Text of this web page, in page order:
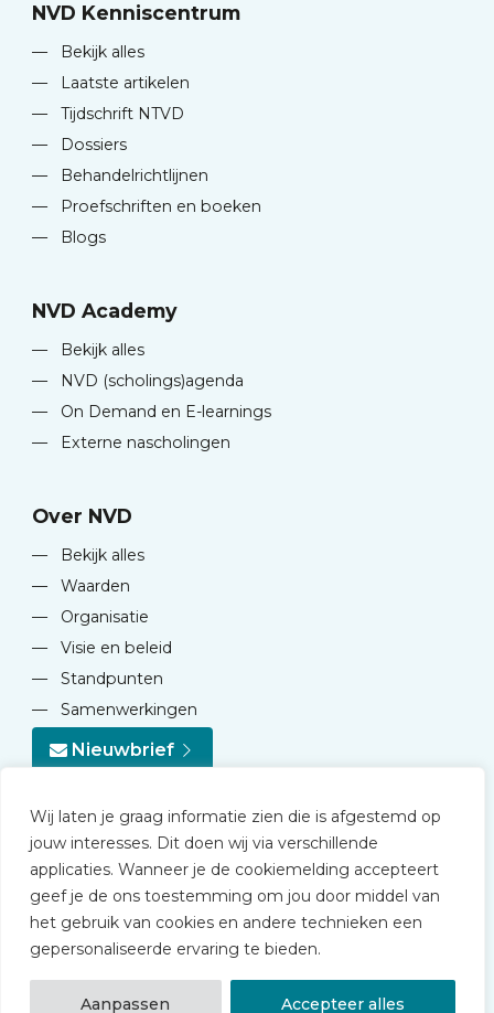
Wij laten je graag informatie zien die is afgestemd op
jouw interesses. Dit doen wij via verschillende
applicaties. Wanneer je de cookiemelding accepteert
geef je de ons toestemming om jou door middel van
het gebruik van cookies en andere technieken een
gepersonaliseerde ervaring te bieden.
Aanpassen Accepteer alles
NVD Kenniscentrum
—
Bekijk alles
—
Laatste artikelen
—
Tijdschrift NTVD
—
Dossiers
—
Behandelrichtlijnen
—
Proefschriften en boeken
—
Blogs
NVD Academy
—
Bekijk alles
—
NVD (scholings)agenda
—
On Demand en E-learnings
—
Externe nascholingen
Over NVD
—
Bekijk alles
—
Waarden
—
Organisatie
—
Visie en beleid
—
Standpunten
—
Samenwerkingen
Nieuwbrief
© 2026 NVD
Privacy statement
Disclaimer